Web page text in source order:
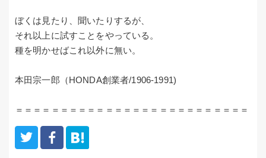
ぼくは見たり、聞いたりするが、
それ以上に試すことをやっている。
種を明かせばこれ以外に無い。
本田宗一郎（HONDA創業者/1906-1991)
＝＝＝＝＝＝＝＝＝＝＝＝＝＝＝＝＝＝＝＝＝＝＝＝＝＝